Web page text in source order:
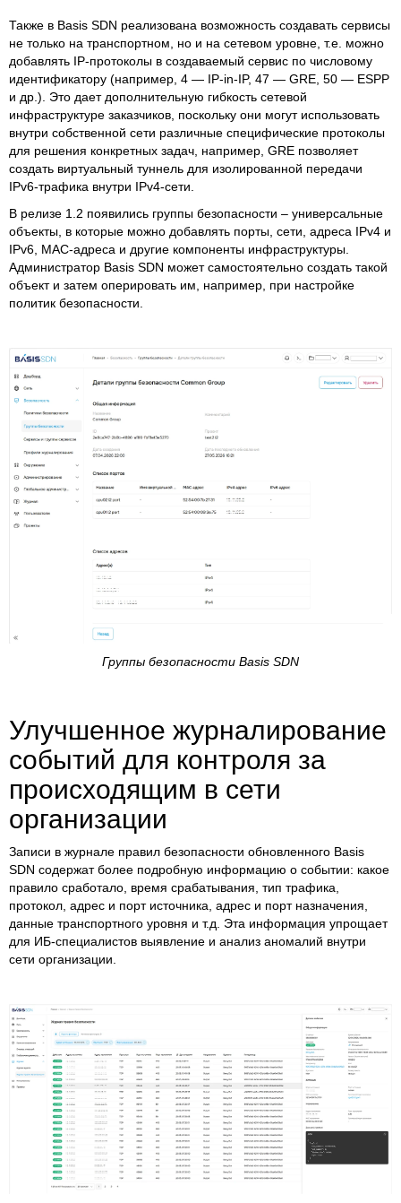
Также в Basis SDN реализована возможность создавать сервисы
не только на транспортном, но и на сетевом уровне, т.е. можно
добавлять IP-протоколы в создаваемый сервис по числовому
идентификатору (например, 4 — IP-in-IP, 47 — GRE, 50 — ESPP
и др.). Это дает дополнительную гибкость сетевой
инфраструктуре заказчиков, поскольку они могут использовать
внутри собственной сети различные специфические протоколы
для решения конкретных задач, например, GRE позволяет
создать виртуальный туннель для изолированной передачи
IPv6-трафика внутри IPv4-сети.
В релизе 1.2 появились группы безопасности – универсальные
объекты, в которые можно добавлять порты, сети, адреса IPv4 и
IPv6, MAC-адреса и другие компоненты инфраструктуры.
Администратор Basis SDN может самостоятельно создать такой
объект и затем оперировать им, например, при настройке
политик безопасности.
Группы безопасности Basis SDN
Улучшенное журналирование
событий для контроля за
происходящим в сети
организации
Записи в журнале правил безопасности обновленного Basis
SDN содержат более подробную информацию о событии: какое
правило сработало, время срабатывания, тип трафика,
протокол, адрес и порт источника, адрес и порт назначения,
данные транспортного уровня и т.д. Эта информация упрощает
для ИБ-специалистов выявление и анализ аномалий внутри
сети организации.